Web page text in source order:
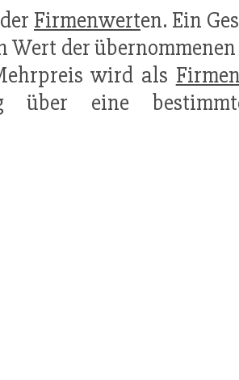
Firmenwerten. Ein
Wert der
wird als
über eine